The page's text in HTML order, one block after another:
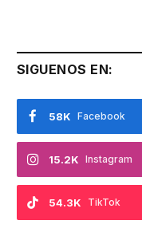
SIGUENOS EN:
Facebook
58K
Instagram
15.2K
TikTok
54.3K